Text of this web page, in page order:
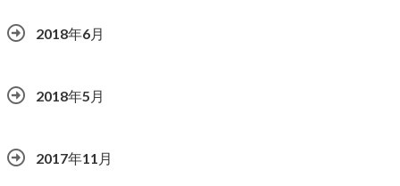
2018年6月
2018年5月
2017年11月